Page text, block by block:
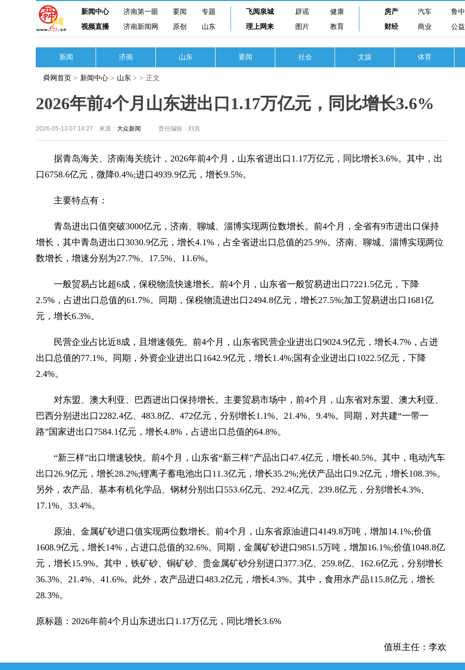
新闻中心 济南第一眼 要闻
专题
视频直播
济南新闻网 原创 山东
飞阅泉城 辟谣
健康
理上网来
图片 教育
房产 汽车
鲁中
财经
商业 公益
新闻 济南 山东 要闻 社会 文娱 体育
舜网首页 > 新闻中心 > 山东 > > 正文
2026年前4个月山东进出口1.17万亿元，同比增长3.6%
2026-05-13 07:14:27 来源： 大众新闻 责任编辑：刘克
据青岛海关、济南海关统计，2026年前4个月，山东省进出口1.17万亿元，同比增长3.6%。其中，出
口6758.6亿元，微降0.4%;进口4939.9亿元，增长9.5%。
主要特点有：
青岛进出口值突破3000亿元，济南、聊城、淄博实现两位数增长。前4个月，全省有9市进出口保持
增长，其中青岛进出口3030.9亿元，增长4.1%，占全省进出口总值的25.9%。济南、聊城、淄博实现两位
数增长，增速分别为27.7%、17.5%、11.6%。
一般贸易占比超6成，保税物流快速增长。前4个月，山东省一般贸易进出口7221.5亿元，下降
2.5%，占进出口总值的61.7%。同期，保税物流进出口2494.8亿元，增长27.5%;加工贸易进出口1681亿
元，增长6.3%。
民营企业占比近8成，且增速领先。前4个月，山东省民营企业进出口9024.9亿元，增长4.7%，占进
出口总值的77.1%。同期，外资企业进出口1642.9亿元，增长1.4%;国有企业进出口1022.5亿元，下降
2.4%。
对东盟、澳大利亚、巴西进出口保持增长。主要贸易市场中，前4个月，山东省对东盟、澳大利亚、
巴西分别进出口2282.4亿、483.8亿、472亿元，分别增长1.1%、21.4%、9.4%。同期，对共建“一带一
路”国家进出口7584.1亿元，增长4.8%，占进出口总值的64.8%。
“新三样”出口增速较快。前4个月，山东省“新三样”产品出口47.4亿元，增长40.5%。其中，电动汽车
出口26.9亿元，增长28.2%;锂离子蓄电池出口11.3亿元，增长35.2%;光伏产品出口9.2亿元，增长108.3%。
另外，农产品、基本有机化学品、钢材分别出口553.6亿元、292.4亿元、239.8亿元，分别增长4.3%、
17.1%、33.4%。
原油、金属矿砂进口值实现两位数增长。前4个月，山东省原油进口4149.8万吨，增加14.1%;价值
1608.9亿元，增长14%，占进口总值的32.6%。同期，金属矿砂进口9851.5万吨，增加16.1%;价值1048.8亿
元，增长15.9%。其中，铁矿砂、铜矿砂、贵金属矿砂分别进口377.3亿、259.8亿、162.6亿元，分别增长
36.3%、21.4%、41.6%。此外，农产品进口483.2亿元，增长4.3%。其中，食用水产品115.8亿元，增长
28.3%。
原标题：2026年前4个月山东进出口1.17万亿元，同比增长3.6%
值班主任：李欢